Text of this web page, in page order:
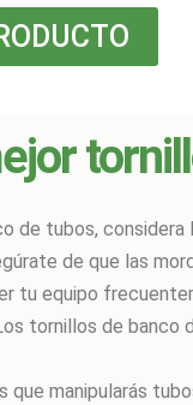
de tubos,
de que las
tu equipo
tornillos de banco
que manipularás